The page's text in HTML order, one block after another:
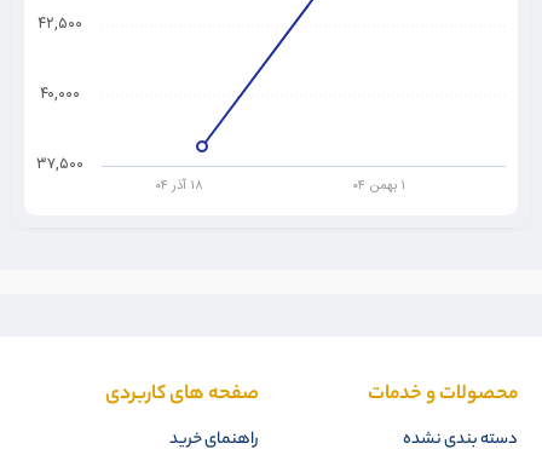
۱۸ آذر ۰۴ ۱ بهمن ۰۴
۳۷,۵۰۰
۴۰,۰۰۰
۴۲,۵۰۰
محصولات و خدمات
دسته بندی نشده
صفحه های کاربردی
راهنمای خرید